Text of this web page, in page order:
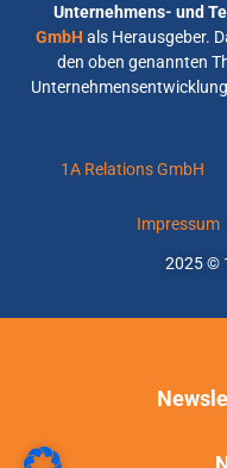
Unternehmens- und
GmbH als Herausgeber.
den oben genannten
1A Relations GmbH
Impressum
2025 ©